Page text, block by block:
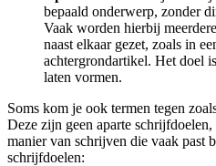
bepaald onderwerp, zonder
Vaak worden hierbij
naast elkaar gezet, zoals in
achtergrondartikel. Het doel
laten vormen.
Soms kom je ook termen tegen
Deze zijn geen aparte
manier van schrijven die vaak past
schrijfdoelen: